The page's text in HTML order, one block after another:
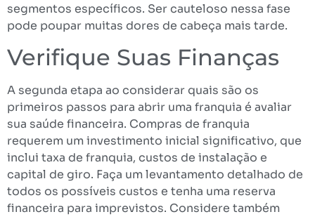
segmentos específicos. Ser cauteloso nessa fase
pode poupar muitas dores de cabeça mais tarde.
Verifique Suas Finanças
A segunda etapa ao considerar quais são os
primeiros passos para abrir uma franquia é avaliar
sua saúde financeira. Compras de franquia
requerem um investimento inicial significativo, que
inclui taxa de franquia, custos de instalação e
capital de giro. Faça um levantamento detalhado de
todos os possíveis custos e tenha uma reserva
financeira para imprevistos. Considere também